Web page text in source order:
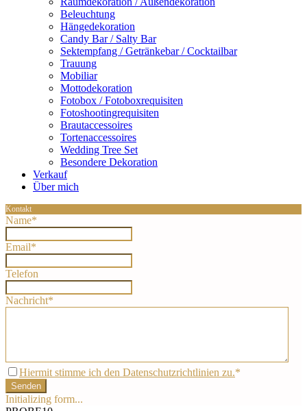
Beleuchtung
Hängedekoration
Candy Bar / Salty Bar
Sektempfang / Getränkebar / Cocktailbar
Trauung
Mobiliar
Mottodekoration
Fotobox / Fotoboxrequisiten
Fotoshootingrequisiten
Brautaccessoires
Tortenaccessoires
Wedding Tree Set
Besondere Dekoration
Verkauf
Über mich
Kontakt
Name*
Email*
Telefon
Nachricht*
Hiermit stimme ich den Datenschutzrichtlinien zu.*
Senden
Initializing form...